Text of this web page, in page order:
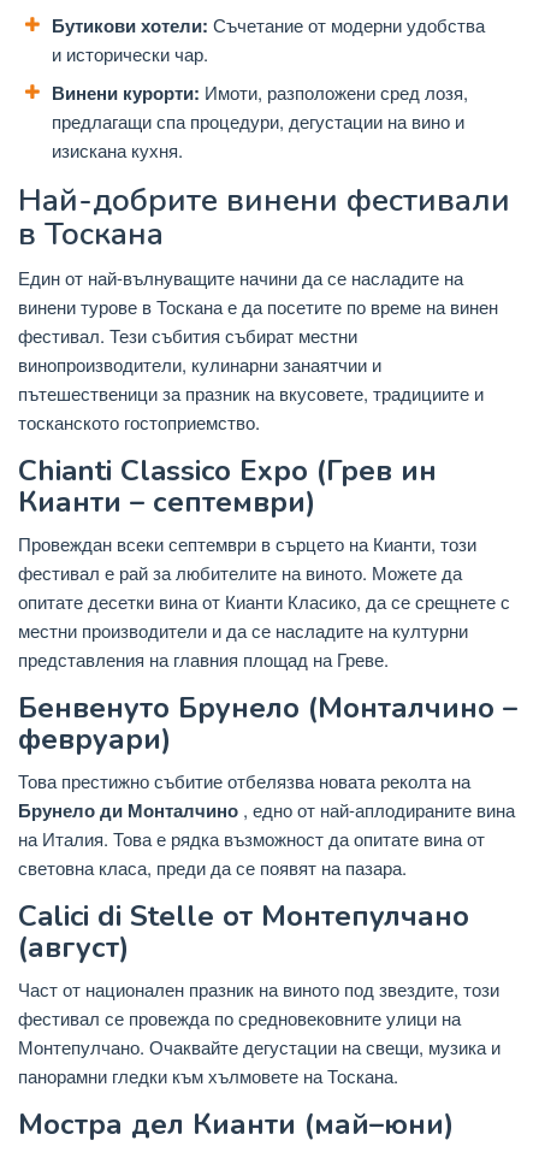
Бутикови хотели: Съчетание от модерни удобства
и исторически чар.
Винени курорти: Имоти, разположени сред лозя,
предлагащи спа процедури, дегустации на вино и
изискана кухня.
Най-добрите винени фестивали
в Тоскана
Един от най-вълнуващите начини да се насладите на
винени турове в Тоскана е да посетите по време на винен
фестивал. Тези събития събират местни
винопроизводители, кулинарни занаятчии и
пътешественици за празник на вкусовете, традициите и
тосканското гостоприемство.
Chianti Classico Expo (Грев ин
Кианти – септември)
Провеждан всеки септември в сърцето на Кианти, този
фестивал е рай за любителите на виното. Можете да
опитате десетки вина от Кианти Класико, да се срещнете с
местни производители и да се насладите на културни
представления на главния площад на Греве.
Бенвенуто Брунело (Монталчино –
февруари)
Това престижно събитие отбелязва новата реколта на
Брунело ди Монталчино , едно от най-аплодираните вина
на Италия. Това е рядка възможност да опитате вина от
световна класа, преди да се появят на пазара.
Calici di Stelle от Монтепулчано
(август)
Част от национален празник на виното под звездите, този
фестивал се провежда по средновековните улици на
Монтепулчано. Очаквайте дегустации на свещи, музика и
панорамни гледки към хълмовете на Тоскана.
Мостра дел Кианти (май–юни)